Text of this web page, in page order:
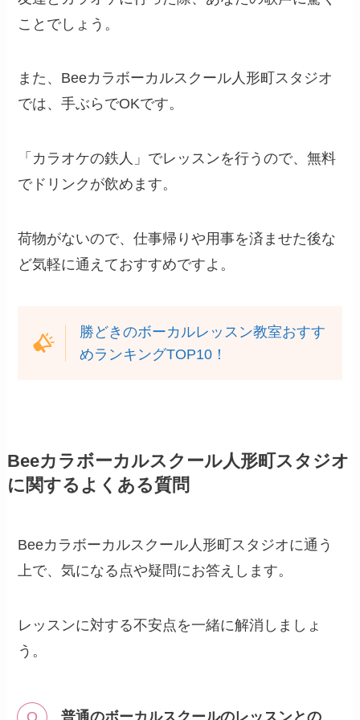
ことでしょう。
また、Beeカラボーカルスクール人形町スタジオ
では、手ぶらでOKです。
「カラオケの鉄人」でレッスンを行うので、無料
でドリンクが飲めます。
荷物がないので、仕事帰りや用事を済ませた後な
ど気軽に通えておすすめですよ。
勝どきのボーカルレッスン教室おすす
めランキングTOP10！
Beeカラボーカルスクール人形町スタジオ
に関するよくある質問
Beeカラボーカルスクール人形町スタジオに通う
上で、気になる点や疑問にお答えします。
レッスンに対する不安点を一緒に解消しましょ
う。